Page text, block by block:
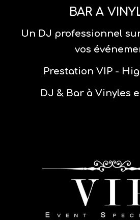
BAR A
Un DJ professionnel
vos
Prestation VIP -
DJ & Bar à Vinyles